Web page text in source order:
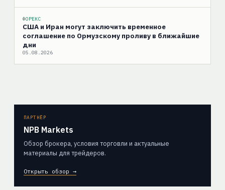
ФОРЕКС
США и Иран могут заключить временное
соглашение по Ормузскому проливу в ближайшие
дни
05.08.2026
ПАРТНЁР
NPB Markets
Обзор брокера, условия торговли и актуальные
материалы для трейдеров.
Открыть обзор →